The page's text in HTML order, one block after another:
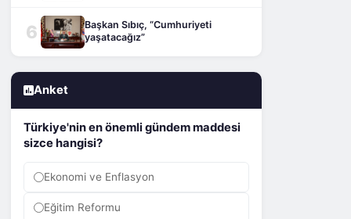
6
Başkan Sıbıç, “Cumhuriyeti
yaşatacağız”
Anket
Türkiye'nin en önemli gündem maddesi
sizce hangisi?
Ekonomi ve Enflasyon
Eğitim Reformu